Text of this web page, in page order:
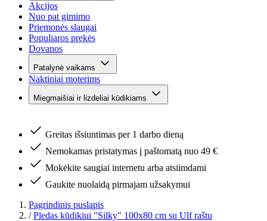
Akcijos
Nuo pat gimimo
Priemonės slaugai
Populiaros prekės
Dovanos
Patalynė vaikams
Naktiniai moterims
Miegmaišiai ir lizdeliai kūdikiams
Greitas išsiuntimas per 1 darbo dieną
Nemokamas pristatymas į paštomatą nuo 49 €
Mokėkite saugiai internetu arba atsiimdami
Gaukite nuolaidą pirmajam užsakymui
Pagrindinis puslapis
/ Pledas kūdikiui "Silky" 100x80 cm su Ulf raštu